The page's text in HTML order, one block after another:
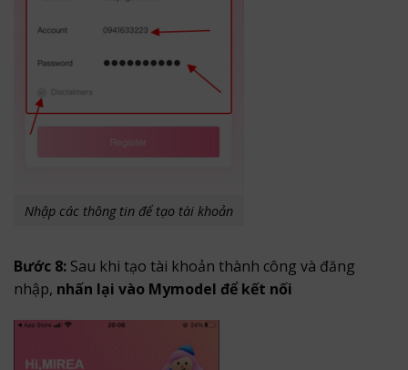
Nhập các thông tin để tạo tài khoản
Bước 8: Sau khi tạo tài khoản thành công và đăng
nhập, nhấn lại vào Mymodel để kết nối